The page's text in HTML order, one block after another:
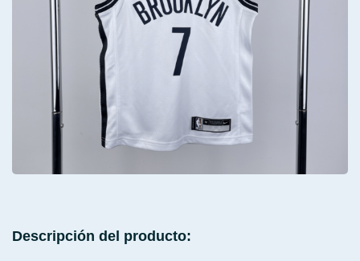
Descripción del producto: